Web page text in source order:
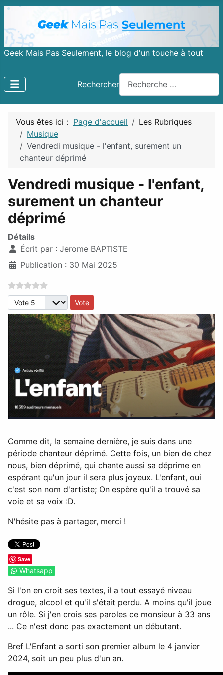
Geek Mais Pas Seulement, le blog d'un touche à tout
Rechercher
Vous êtes ici : Page d'accueil
Les Rubriques
Musique
Vendredi musique - l'enfant, surement un
chanteur déprimé
Vendredi musique - l'enfant,
surement un chanteur
déprimé
Détails
Écrit par : Jerome BAPTISTE
Publication : 30 Mai 2025
Veuillez voter
Comme dit, la semaine dernière, je suis dans une
période chanteur déprimé. Cette fois, un bien de chez
nous, bien déprimé, qui chante aussi sa déprime en
espérant qu'un jour il sera plus joyeux. L'enfant, oui
c'est son nom d'artiste; On espère qu'il a trouvé sa
voie et sa voix :D.
N'hésite pas à partager, merci !
Save
Whatsapp
Si l'on en croit ses textes, il a tout essayé niveau
drogue, alcool et qu'il s'était perdu. A moins qu'il joue
un rôle. Si j'en crois ses paroles ce monsieur à 33 ans
... Ce n'est donc pas exactement un débutant.
Bref L'Enfant a sorti son premier album le 4 janvier
2024, soit un peu plus d'un an.